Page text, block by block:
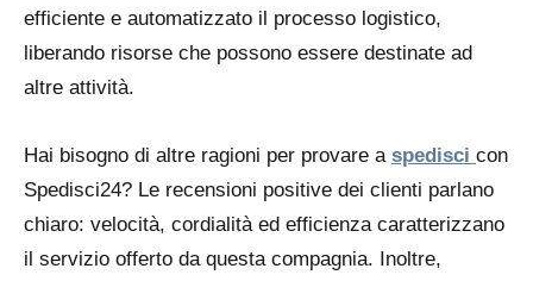
efficiente e automatizzato il processo logistico,
liberando risorse che possono essere destinate ad
altre attività.
Hai bisogno di altre ragioni per provare a spedisci con
Spedisci24? Le recensioni positive dei clienti parlano
chiaro: velocità, cordialità ed efficienza caratterizzano
il servizio offerto da questa compagnia. Inoltre,